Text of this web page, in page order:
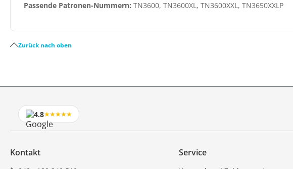
Passende Patronen-Nummern: TN3600, TN3600XL, TN3600XXL, TN3650XXLP
Zurück nach oben
4.8★★★★★
Kontakt Service